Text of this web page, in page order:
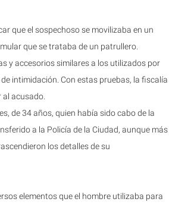
que el sospechoso se movilizaba en un
que se trataba de un patrullero.
y accesorios similares a los utilizados por
intimidación. Con estas pruebas, la fiscalía
acusado.
de 34 años, quien había sido cabo de la
a la Policía de la Ciudad, aunque más
los detalles de su
elementos que el hombre utilizaba para